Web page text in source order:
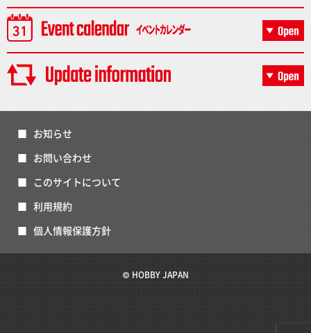
お知らせ
お問い合わせ
このサイトについて
利用規約
個人情報保護方針
© HOBBY JAPAN